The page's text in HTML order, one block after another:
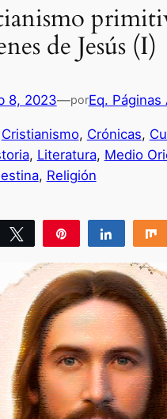
de Jesús (I)
8, 2023—porEq. Páginas
Cristianismo, Crónicas,
, Literatura, Medio
, Religión
Twittear